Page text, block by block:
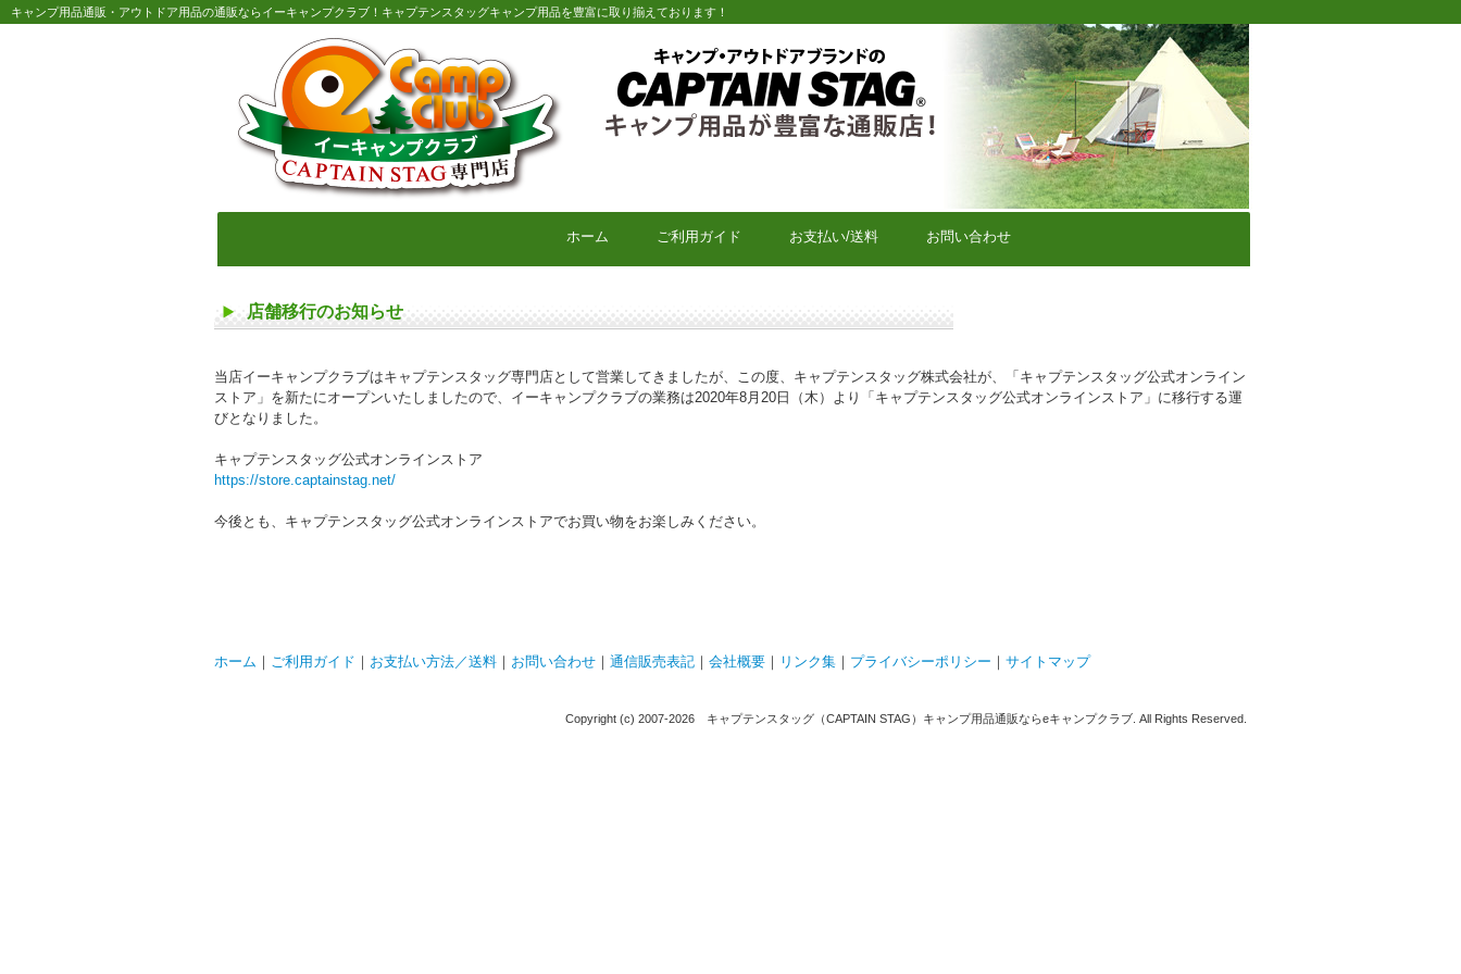
キャンプ用品通販・アウトドア用品の通販ならイーキャンプクラブ！キャプテンスタッグキャンプ用品を豊富に取り揃えております！
キャプテンスタッグキャンプ用品通販店【eキャンプクラブ】
ホーム ご利用ガイド お支払い/送料 お問い合わせ
店舗移行のお知らせ
当店イーキャンプクラブはキャプテンスタッグ専門店として営業してきましたが、この度、キャプテンスタッグ株式会社が、「キャプテンスタッグ公式オンライン
ストア」を新たにオープンいたしましたので、イーキャンプクラブの業務は2020年8月20日（木）より「キャプテンスタッグ公式オンラインストア」に移行する運
びとなりました。
キャプテンスタッグ公式オンラインストア
https://store.captainstag.net/
今後とも、キャプテンスタッグ公式オンラインストアでお買い物をお楽しみください。
ホーム ｜ ご利用ガイド ｜ お支払い方法／送料 ｜ お問い合わせ ｜ 通信販売表記 ｜ 会社概要 ｜ リンク集 ｜ プライバシーポリシー ｜ サイトマップ
Copyright (c) 2007-2026 キャプテンスタッグ（CAPTAIN STAG）キャンプ用品通販ならeキャンプクラブ. All Rights Reserved.